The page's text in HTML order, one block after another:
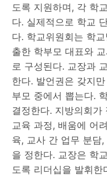
도록 지원하며, 각 학
다. 실제적으로 학교
다. 학교위원회는 학
출한 학부모 대표와
로 구성된다. 교장과
한다. 발언권은 갖지
부모 중에서 뽑는다.
결정한다. 지방의회가
교육 과정, 배움에 어
육, 교사 간 업무 분담
을 정한다. 교장은 학
도록 리더십을 발휘